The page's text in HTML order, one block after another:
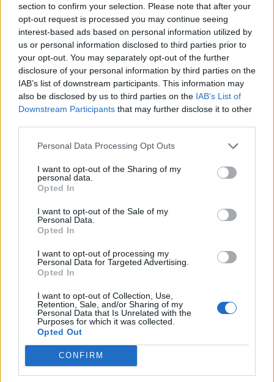
section to confirm your selection. Please note that after your
opt-out request is processed you may continue seeing
interest-based ads based on personal information utilized by
us or personal information disclosed to third parties prior to
your opt-out. You may separately opt-out of the further
disclosure of your personal information by third parties on the
IAB’s list of downstream participants. This information may
also be disclosed by us to third parties on the IAB’s List of
Downstream Participants that may further disclose it to other
Personal Data Processing Opt Outs
I want to opt-out of the Sharing of my
personal data.
Opted In
I want to opt-out of the Sale of my
Personal Data.
Opted In
I want to opt-out of processing my
Personal Data for Targeted Advertising.
Opted In
I want to opt-out of Collection, Use,
Retention, Sale, and/or Sharing of my
Personal Data that Is Unrelated with the
Purposes for which it was collected.
Opted Out
CONFIRM
Hasznos
Impresszum
Szerzői jogok
Adatvédelmi tájékoztató
Cookie-kezelési tájékoztató
Hozzászólási szabályzat
Nyomtatott lapjaink archívuma
Székely Hírmondó archívuma
Sütibeállítások
Médiatér
Liget
Krónika
Bihari Napló
Erdélyi Napló
Főtér